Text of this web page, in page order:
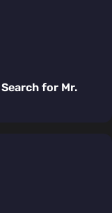
for Mr.